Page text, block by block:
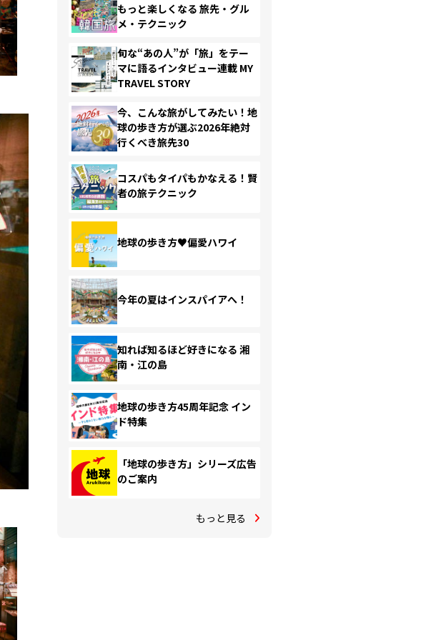
もっと楽しくなる 旅先・グル
メ・テクニック
旬な“あの人”が「旅」をテー
マに語るインタビュー連載 MY
TRAVEL STORY
今、こんな旅がしてみたい！地
球の歩き方が選ぶ2026年絶対
行くべき旅先30
コスパもタイパもかなえる！賢
者の旅テクニック
地球の歩き方♥偏愛ハワイ
今年の夏はインスパイアへ！
知れば知るほど好きになる 湘
南・江の島
地球の歩き方45周年記念 イン
ド特集
「地球の歩き方」シリーズ広告
のご案内
もっと見る